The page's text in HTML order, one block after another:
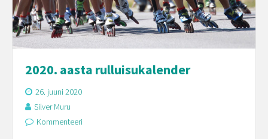
2020. aasta rulluisukalender
26. juuni 2020
Silver Muru
Kommenteeri